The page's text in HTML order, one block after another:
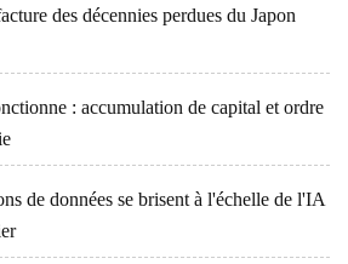
des décennies perdues du Japon
: accumulation de capital et ordre
de données se brisent à l'échelle de l'IA